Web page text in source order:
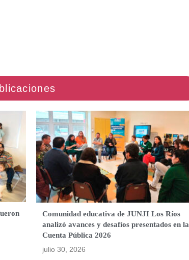
Comunidad educativa de JUNJI Los Ríos
analizó avances y desafíos presentados en la
Cuenta Pública 2026
julio 30, 2026